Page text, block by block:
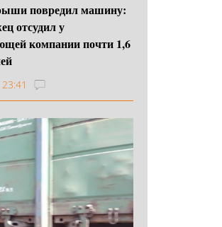
повредил машину:
отсудил у
компании почти 1,6
23:41